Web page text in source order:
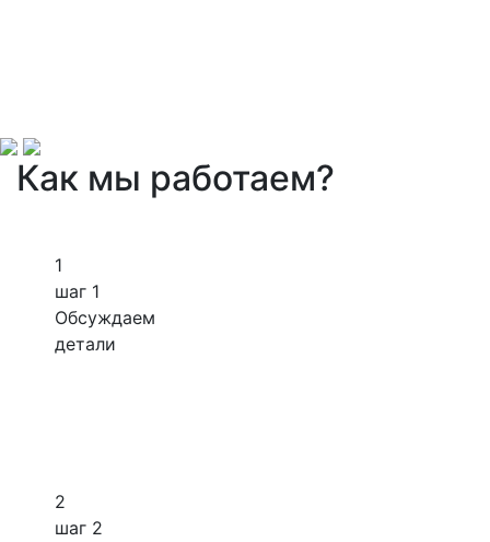
Как мы работаем?
1
шаг 1
Обсуждаем
детали
2
шаг 2